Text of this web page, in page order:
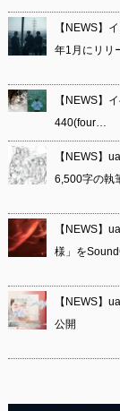
【NEWS】
年1月にリリ
【NEWS】
440(four…
【NEWS】
6,500字の執
【NEWS】
様」を
【NEWS】
公開